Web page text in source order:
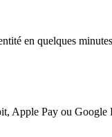
en quelques
Apple Pay ou